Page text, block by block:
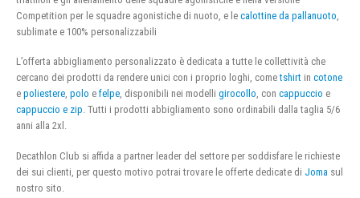
Competition per le squadre agonistiche di nuoto, e le calottine da pallanuoto,
sublimate e 100% personalizzabili
L’offerta abbigliamento personalizzato è dedicata a tutte le collettività che
cercano dei prodotti da rendere unici con i proprio loghi, cometshirt in cotone
e poliestere, polo e felpe, disponibili nei modelli girocollo, con cappuccio e
cappuccio e zip. Tutti i prodotti abbigliamento sono ordinabili dalla taglia 5/6
anni alla 2xl.
Decathlon Club si affida a partner leader del settore per soddisfare le richieste
dei sui clienti, per questo motivo potrai trovare le offerte dedicate di Joma sul
nostro sito.